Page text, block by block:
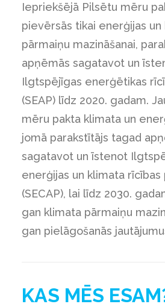
Iepriekšējā Pilsētu mēru
pievērsās tikai enerģijas un
pārmaiņu mazināšanai,
apņēmās sagatavot un
Ilgtspējīgas enerģētikas
(SEAP) līdz 2020. gadam.
mēru pakta klimata un
jomā parakstītājs tagad
sagatavot un īstenot
enerģijas un klimata rīcības
(SECAP), lai līdz 2030.
gan klimata pārmaiņu
gan pielāgošanās
KAS MĒS